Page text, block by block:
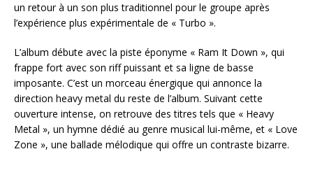
un retour à un son plus traditionnel pour le groupe après
l’expérience plus expérimentale de « Turbo ».
L’album débute avec la piste éponyme « Ram It Down », qui
frappe fort avec son riff puissant et sa ligne de basse
imposante. C’est un morceau énergique qui annonce la
direction heavy metal du reste de l’album. Suivant cette
ouverture intense, on retrouve des titres tels que « Heavy
Metal », un hymne dédié au genre musical lui-même, et « Love
Zone », une ballade mélodique qui offre un contraste bizarre.